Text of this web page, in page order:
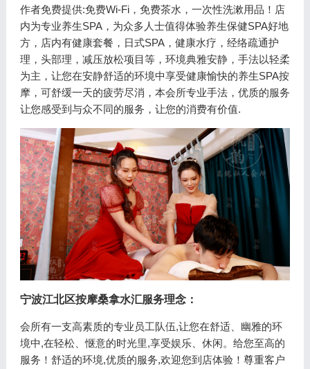
作者免费提供:免费Wi-Fi，免费茶水，一次性洗漱用品！店
内为专业养生SPA，为众多人士值得体验养生保健SPA好地
方，店内有健康套餐，日式SPA，健康水疗，经络疏通护
理，头部理，减压放松项目等，环境典雅安静，手法以轻柔
为主，让您在安静舒适的环境中享受健康愉快的养生SPA按
摩，可舒缓一天的疲劳尽消，本会所专业手法，优质的服务
让您感受到与众不同的服务，让您的消费有价值.
宁波江北区按摩桑拿水汇服务理念：
会所有一支高素质的专业员工队伍,让您在舒适、幽雅的环
境中,在轻松、惬意的时光里,享受娱乐、休闲。给您至高的
服务！舒适的环境,优质的服务,欢迎您到店体验！尊重客户